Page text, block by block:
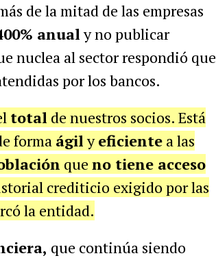
de la mitad de las empresas
anualy no publicar
nuclea al sector respondió que
por los bancos.
total de nuestros socios. Está
forma ágilyeficientea las
que no tiene acceso
crediticio exigido por las
la entidad.
que continúa siendo